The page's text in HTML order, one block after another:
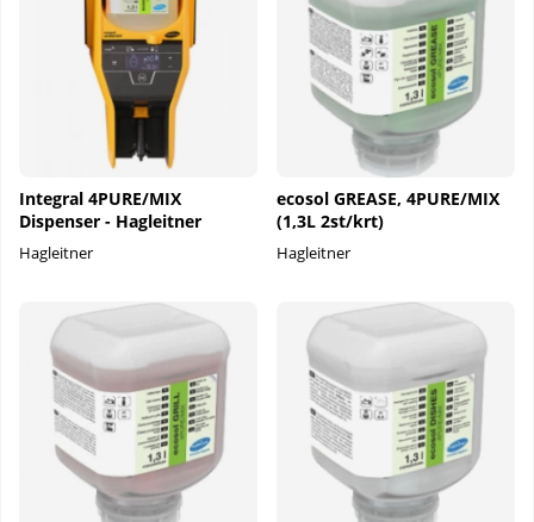
Integral 4PURE/MIX
Dispenser - Hagleitner
Hagleitner
ecosol GREASE, 4PURE/MIX
(1,3L 2st/krt)
Hagleitner